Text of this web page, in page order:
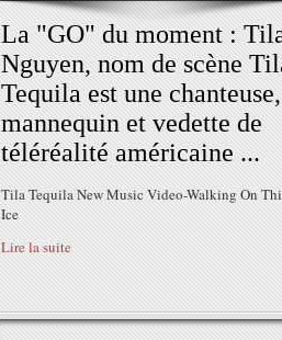
La "GO" du moment :
Nguyen, nom de scène
Tequila est une chanteuse,
mannequin et vedette de
téléréalité américaine ...
Tila Tequila New Music Video-Walking On
Ice
Lire la suite